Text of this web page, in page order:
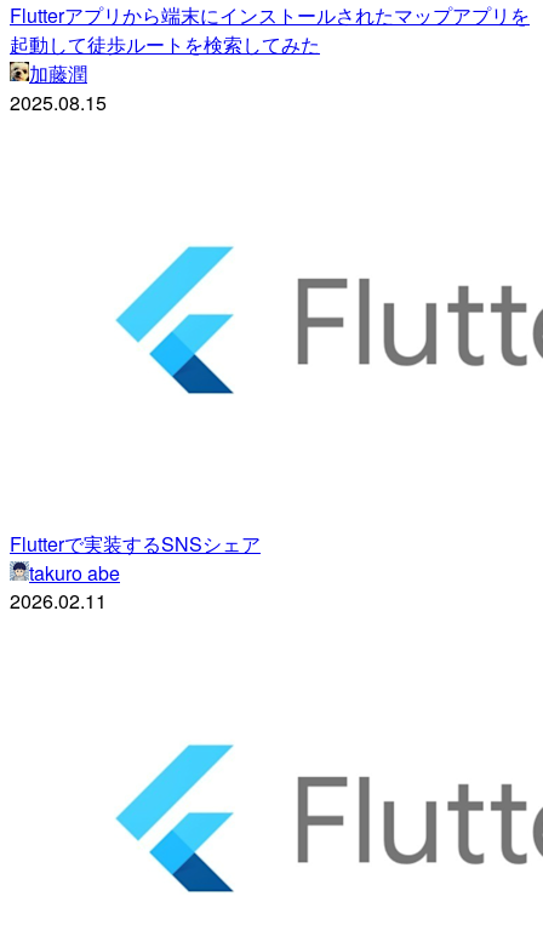
Flutterアプリから端末にインストールされたマップアプリを
起動して徒歩ルートを検索してみた
加藤潤
2025.08.15
Flutterで実装するSNSシェア
takuro abe
2026.02.11